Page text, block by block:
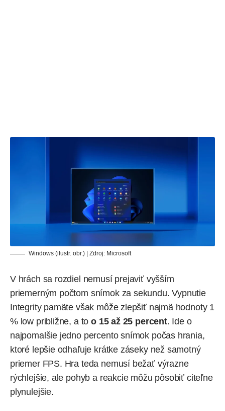
Windows (ilustr. obr.) | Zdroj: Microsoft
V hrách sa rozdiel nemusí prejaviť vyšším
priemerným počtom snímok za sekundu. Vypnutie
Integrity pamäte však môže zlepšiť najmä hodnoty 1
% low približne, a too 15 až 25 percent. Ide o
najpomalšie jedno percento snímok počas hrania,
ktoré lepšie odhaľuje krátke záseky než samotný
priemer FPS. Hra teda nemusí bežať výrazne
rýchlejšie, ale pohyb a reakcie môžu pôsobiť citeľne
plynulejšie.